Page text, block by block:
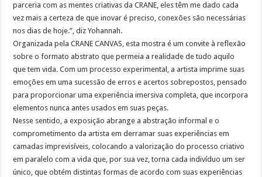
parceria com as mentes criativas da CRANE, eles têm me dado cada
vez mais a certeza de que inovar é preciso, conexões são necessárias
nos dias de hoje.”, diz Yohannah.
Organizada pela CRANE CANVAS, esta mostra é um convite à reflexão
sobre o formato abstrato que permeia a realidade de tudo aquilo
que tem vida. Com um processo experimental, a artista imprime suas
emoções em uma sucessão de erros e acertos sobrepostos, pensado
para proporcionar uma experiência imersiva completa, que incorpora
elementos nunca antes usados em suas peças.
Nesse sentido, a exposição abrange a abstração informal e o
comprometimento da artista em derramar suas experiências em
camadas imprevisíveis, colocando a valorização do processo criativo
em paralelo com a vida que, por sua vez, torna cada indivíduo um ser
único, que obtém distintas formas de acordo com suas experiências